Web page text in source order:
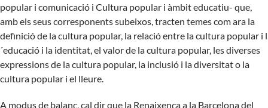
popular i comunicació i Cultura popular i àmbit educatiu- que,
amb els seus corresponents subeixos, tracten temes com ara la
definició de la cultura popular, la relació entre la cultura popular i l
´educació i la identitat, el valor de la cultura popular, les diverses
expressions de la cultura popular, la inclusió i la diversitat o la
cultura popular i el lleure.
A modus de balanç, cal dir que la Renaixença a la Barcelona del